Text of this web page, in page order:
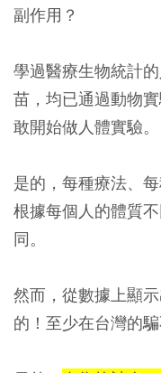
副作用？
學過醫療生物統計
苗，均已通過動物
敢開始做人體實驗。
是的，每種療法、
根據每個人的體質
同。
然而，從數據上顯
的！至少在台灣的騙